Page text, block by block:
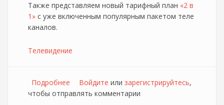
Также представляем новый тарифный план «2 в
1» с уже включенным популярным пакетом теле
каналов.
Телевидение
Подробнее о Sumtel расширяет количество
телеканалов для мобильных устройств и
Войдите или зарегистрируйтесь,
чтобы отправлять комментарии